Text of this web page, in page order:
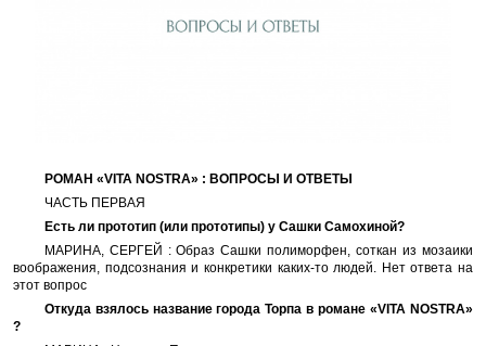
РОМАН «VITA NOSTRA» : ВОПРОСЫ И ОТВЕТЫ
ЧАСТЬ ПЕРВАЯ
Есть ли прототип (или прототипы) у Сашки Самохиной?
МАРИНА, СЕРГЕЙ : Образ Сашки полиморфен, соткан из мозаики
воображения, подсознания и конкретики каких-то людей. Нет ответа на
этот вопрос
Откуда взялось название города Торпа в романе «VITA NOSTRA»
?